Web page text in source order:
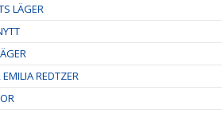
LÄGER
REDTZER